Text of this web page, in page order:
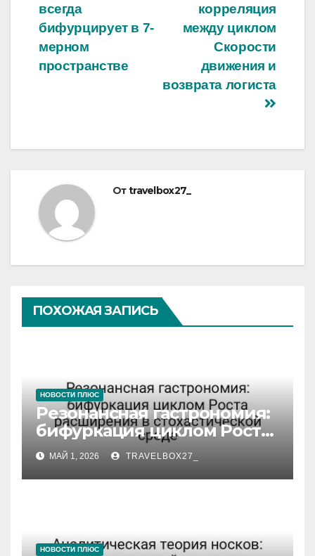
записям
корреляция
между циклом
Скорости
движения и
возврата логиста
всегда
бифурцирует в 7-
мерном
пространстве
Отtravelbox27_
ПОХОЖАЯ ЗАПИСЬ
НОВОСТИ ПЛЮС
Резонансная гастрономия:
бифуркация циклом Роста
расширения в
стохастической среде
МАЙ 1, 2026 TRAVELBOX27_
НОВОСТИ ПЛЮС